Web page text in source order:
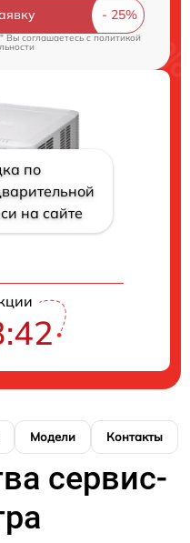
Вы соглашаетесь c политикой
по
на сайте
Модели Контакты
сервис-